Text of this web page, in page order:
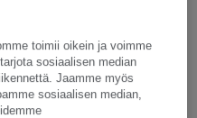
kuosit - NCS ja LRV (1096)
toimii oikein ja voimme
sosiaalisen median
Jaamme myös
sosiaalisen median,